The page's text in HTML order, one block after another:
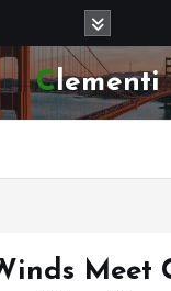
Clementi
Meet